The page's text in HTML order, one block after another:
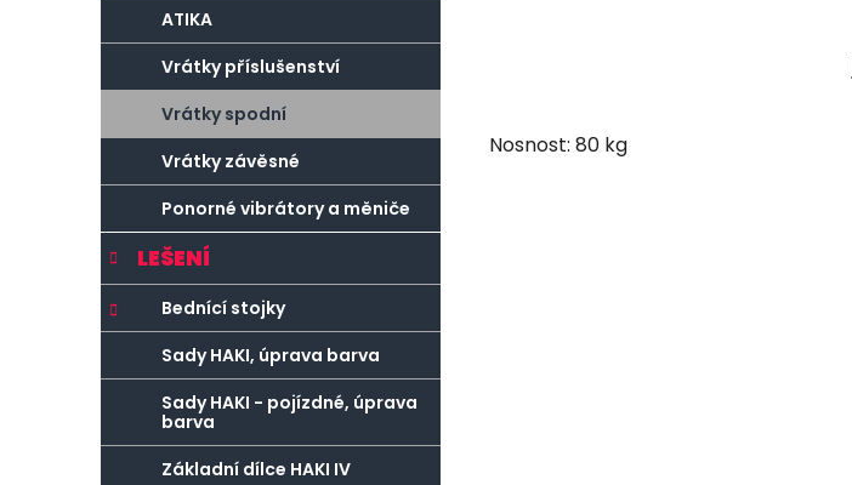
ATIKA
Vrátky příslušenství
Vrátky spodní
Vrátky závěsné
Ponorné vibrátory a měniče
LEŠENÍ
Bednící stojky
Sady HAKI, úprava barva
Sady HAKI - pojízdné, úprava
barva
Základní dílce HAKI IV
Nosnost: 80 kg